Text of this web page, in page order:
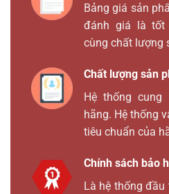
Bảng giá sản
đánh giá là tốt
cùng chất lượng
Chất lượng sản
Hệ thống cung
hãng. Hệ thống
tiêu chuẩn của
Chính sách bảo
Là hệ thống